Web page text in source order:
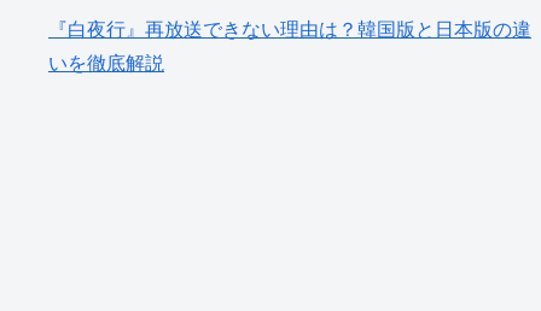
『白夜行』再放送できない理由は？韓国版と日本版の違
いを徹底解説